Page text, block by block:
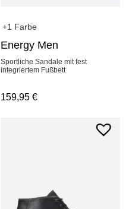
+1 Farbe
Energy Men
Sportliche Sandale mit fest
integriertem Fußbett
159,95€